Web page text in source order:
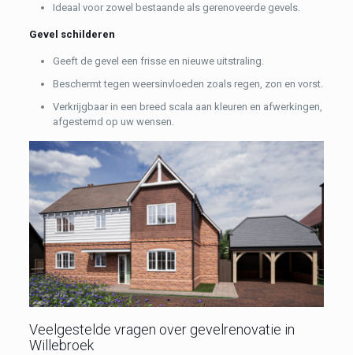
Ideaal voor zowel bestaande als gerenoveerde gevels.
Gevel schilderen
Geeft de gevel een frisse en nieuwe uitstraling.
Beschermt tegen weersinvloeden zoals regen, zon en vorst.
Verkrijgbaar in een breed scala aan kleuren en afwerkingen,
afgestemd op uw wensen.
Veelgestelde vragen over gevelrenovatie in
Willebroek